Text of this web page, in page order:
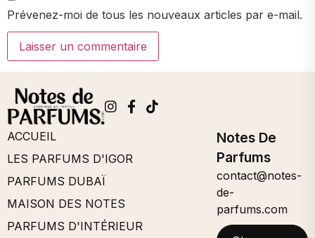
Prévenez-moi de tous les nouveaux articles par e-mail.
ACCUEIL
LES PARFUMS D'IGOR
PARFUMS DUBAÏ
MAISON DES NOTES
PARFUMS D'INTÉRIEUR
Notes De
Parfums
contact@notes-
de-
parfums.com